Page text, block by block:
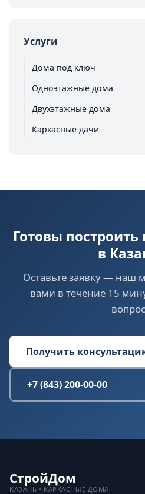
Услуги
Дома под ключ
Одноэтажные дома
Двухэтажные дома
Каркасные дачи
Готовы
в
Оставьте заявку — наш
вами в течение 15
Получить
+7 (843) 200-00-00
СтройДом
КАЗАНЬ • КАРКАСНЫЕ ДОМА